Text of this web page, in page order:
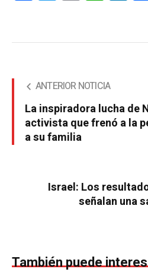
ANTERIOR NOTICIA
La inspiradora lucha de
activista que frenó a la
a su familia
Israel: Los
señalan una
También puede